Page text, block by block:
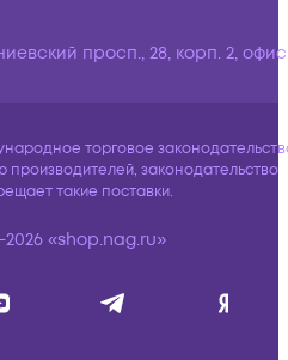
просп., 28, корп. 2,
торговое
производителей, законодательство
такие поставки.
2026 «shop.nag.ru»